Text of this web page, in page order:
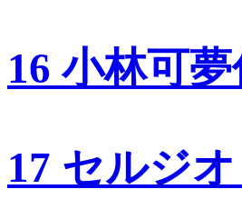
16 小林可
17 セルジ